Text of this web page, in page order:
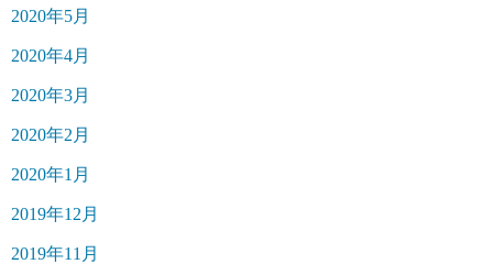
2020年5月
2020年4月
2020年3月
2020年2月
2020年1月
2019年12月
2019年11月